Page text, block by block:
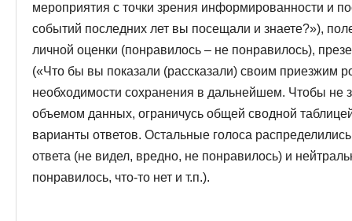
мероприятия с точки зрения информированности и
событий последних лет вы посещали и знаете?»),
личной оценки (понравилось – не понравилось),
(«Что бы вы показали (рассказали) своим приезжим
необходимости сохранения в дальнейшем. Чтобы не
объемом данных, ограничусь общей сводной
варианты ответов. Остальные голоса
ответа (не видел, вредно, не понравилось) и
понравилось, что-то нет и т.п.).